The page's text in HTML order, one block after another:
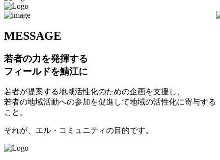
MESSAGE
若者の力を発揮する
フィールドを鯖江に
若者が提案する地域活性化のための企画を支援し、
若者の地域活動への参加を促進して地域の活性化に寄与する
こと。
それが、エル・コミュニティの目的です。